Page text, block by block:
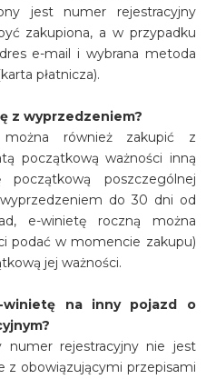
jest numer rejestracyjny
zakupiona, a w przypadku
e-mail i wybrana metoda
płatnicza).
z wyprzedzeniem?
również zakupić z
początkową ważności inną
poszczególnej
do 30 dni od
e-winietę roczną można
podać w momencie zakupu)
jej ważności.
winietę na inny pojazd o
numer rejestracyjny nie jest
z obowiązującymi przepisami